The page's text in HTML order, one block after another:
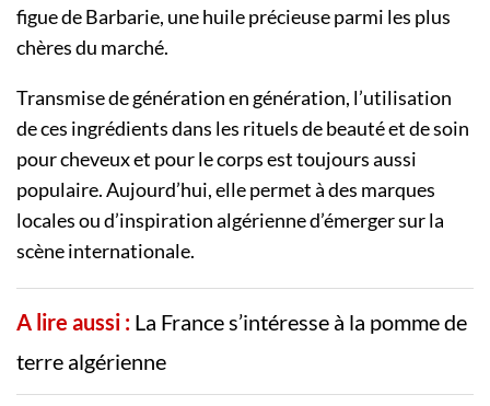
figue de Barbarie, une huile précieuse parmi les plus
chères du marché.
Transmise de génération en génération, l’utilisation
de ces ingrédients dans les rituels de beauté et de soin
pour cheveux et pour le corps est toujours aussi
populaire. Aujourd’hui, elle permet à des marques
locales ou d’inspiration algérienne d’émerger sur la
scène internationale.
A lire aussi : La France s’intéresse à la pomme de
terre algérienne